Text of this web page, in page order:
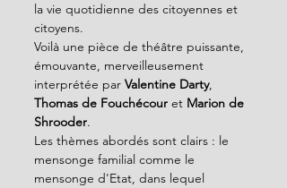
la vie quotidienne des citoyennes et
citoyens.
Voilà une pièce de théâtre puissante,
émouvante, merveilleusement
interprétée par Valentine Darty,
Thomas de Fouchécour et Marion de
Shrooder.
Les thèmes abordés sont clairs : le
mensonge familial comme le
mensonge d'Etat, dans lequel